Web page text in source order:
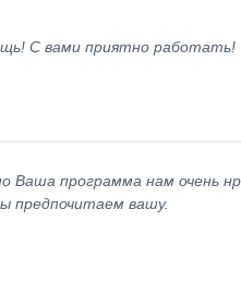
С вами приятно работать!
Ваша программа нам очень
предпочитаем вашу.